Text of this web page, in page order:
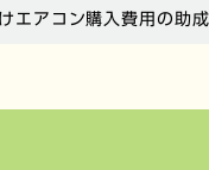
エアコン購入費用の助成